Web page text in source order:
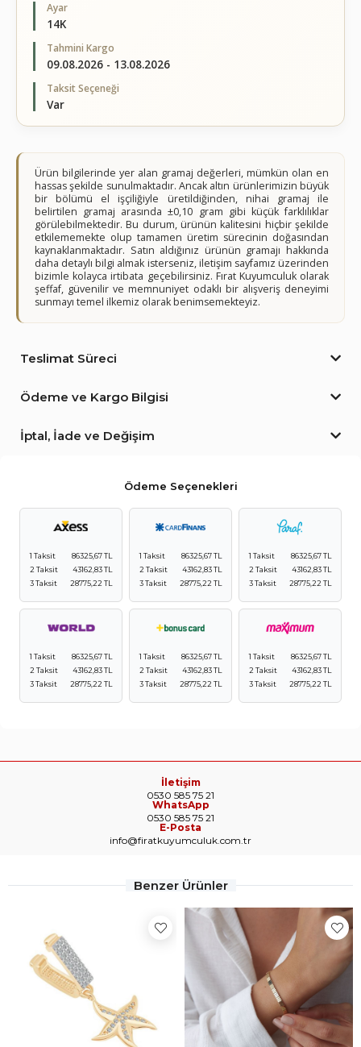
Ayar
14K
Tahmini Kargo
09.08.2026 - 13.08.2026
Taksit Seçeneği
Var
Ürün bilgilerinde yer alan gramaj değerleri, mümkün olan en
hassas şekilde sunulmaktadır. Ancak altın ürünlerimizin büyük
bir bölümü el işçiliğiyle üretildiğinden, nihai gramaj ile
belirtilen gramaj arasında ±0,10 gram gibi küçük farklılıklar
görülebilmektedir. Bu durum, ürünün kalitesini hiçbir şekilde
etkilememekte olup tamamen üretim sürecinin doğasından
kaynaklanmaktadır. Satın aldığınız ürünün gramajı hakkında
daha detaylı bilgi almak isterseniz, iletişim sayfamız üzerinden
bizimle kolayca irtibata geçebilirsiniz. Fırat Kuyumculuk olarak
şeffaf, güvenilir ve memnuniyet odaklı bir alışveriş deneyimi
sunmayı temel ilkemiz olarak benimsemekteyiz.
Teslimat Süreci
Ödeme ve Kargo Bilgisi
İptal, İade ve Değişim
Ödeme Seçenekleri
1 Taksit
86325,67 TL
2 Taksit
43162,83 TL
3 Taksit
28775,22 TL
1 Taksit
86325,67 TL
2 Taksit
43162,83 TL
3 Taksit
28775,22 TL
1 Taksit
86325,67 TL
2 Taksit
43162,83 TL
3 Taksit
28775,22 TL
1 Taksit
86325,67 TL
2 Taksit
43162,83 TL
3 Taksit
28775,22 TL
1 Taksit
86325,67 TL
2 Taksit
43162,83 TL
3 Taksit
28775,22 TL
1 Taksit
86325,67 TL
2 Taksit
43162,83 TL
3 Taksit
28775,22 TL
İletişim
0530 585 75 21
WhatsApp
0530 585 75 21
E-Posta
info@firatkuyumculuk.com.tr
Benzer Ürünler